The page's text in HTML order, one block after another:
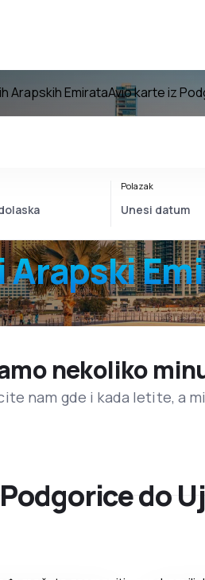
Arapskih EmirataAvio karte iz
Polazak
nekoliko
nam gde i kada letite, a
do